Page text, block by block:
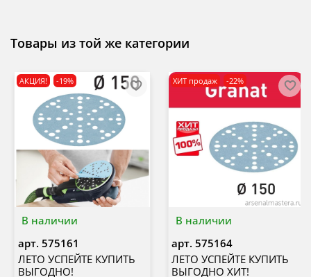
Товары из той же категории
В наличии
АКЦИЯ! -19%
арт. 575161
ЛЕТО УСПЕЙТЕ КУПИТЬ
ВЫГОДНО!
В наличии
ХИТ продаж -22%
арт. 575164
ЛЕТО УСПЕЙТЕ КУПИТЬ
ВЫГОДНО ХИТ!